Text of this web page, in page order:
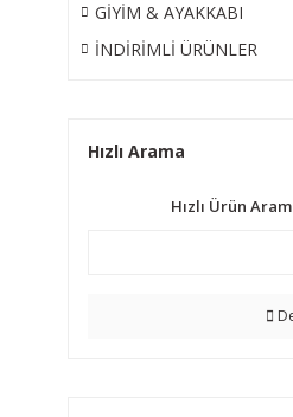
GİYİM & AYAKKABI
İNDİRİMLİ ÜRÜNLER
Hızlı Arama
Hızlı Ürün